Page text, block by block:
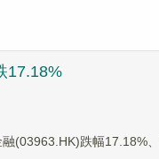
17.18%
(03963.HK)跌幅17.18%